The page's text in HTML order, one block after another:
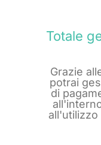
Totale
Grazie
potrai
di
all'utilizzo